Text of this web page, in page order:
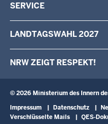
Ausbildung
Fortbildung
Landesqualifizierung für
SERVICE
Newsletter
Broschüren
Schulbesuche
LANDTAGSWAHL 2027
NRW ZEIGT RESPEKT!
© 2026 Ministerium des Innern
Fußzeile
Impressum Datenschutz
Verschlüsselte Mails
QES-